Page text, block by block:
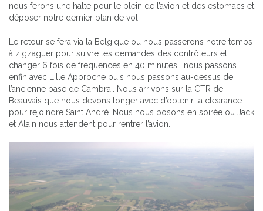
nous ferons une halte pour le plein de l’avion et des estomacs et
déposer notre dernier plan de vol.
Le retour se fera via la Belgique ou nous passerons notre temps
à zigzaguer pour suivre les demandes des contrôleurs et
changer 6 fois de fréquences en 40 minutes… nous passons
enfin avec Lille Approche puis nous passons au-dessus de
l’ancienne base de Cambrai. Nous arrivons sur la CTR de
Beauvais que nous devons longer avec d’obtenir la clearance
pour rejoindre Saint André. Nous nous posons en soirée ou Jack
et Alain nous attendent pour rentrer l’avion.